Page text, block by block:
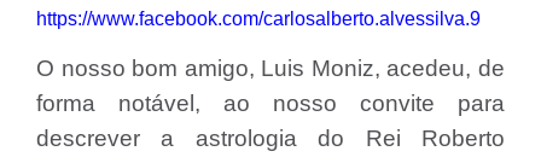
https://www.facebook.com/carlosalberto.alvessilva.9
O nosso bom amigo, Luis Moniz, acedeu, de
forma notável, ao nosso convite para
descrever a astrologia do Rei Roberto